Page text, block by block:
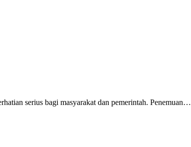
serius bagi masyarakat dan pemerintah. Penemuan…